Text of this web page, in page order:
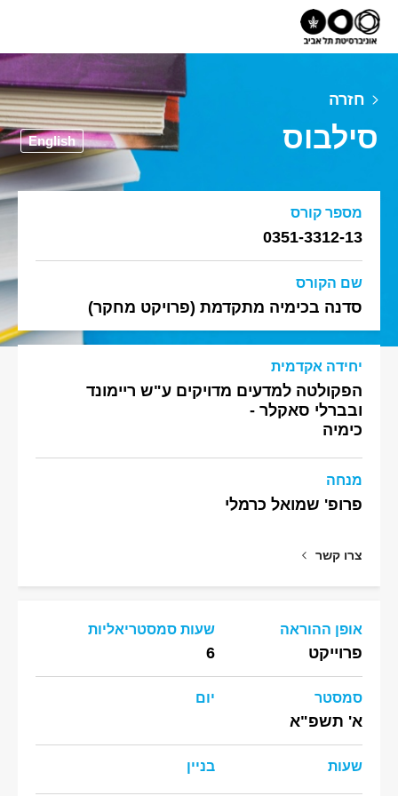
חזרה
סילבוס English
מספר קורס
0351-3312-13
שם הקורס
סדנה בכימיה מתקדמת (פרויקט מחקר)
יחידה אקדמית
הפקולטה למדעים מדויקים ע"ש ריימונד
ובברלי סאקלר -
כימיה
מנחה
פרופ' שמואל כרמלי
צרו קשר
אופן ההוראה
פרוייקט
שעות סמסטריאליות
6
סמסטר
א' תשפ"א
יום
שעות בניין